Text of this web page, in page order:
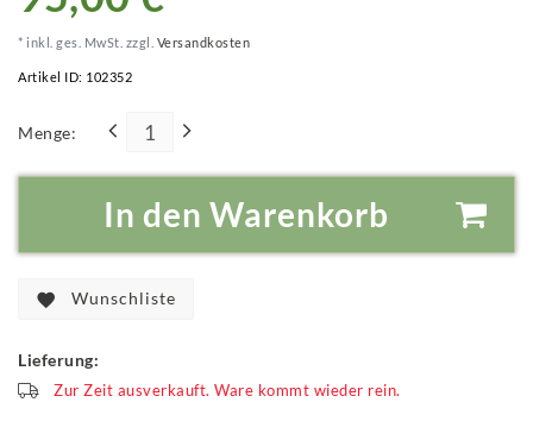
* inkl. ges. MwSt. zzgl. Versandkosten
Artikel ID: 102352
Menge:
In den Warenkorb
Wunschliste
Lieferung:
Zur Zeit ausverkauft. Ware kommt wieder rein.